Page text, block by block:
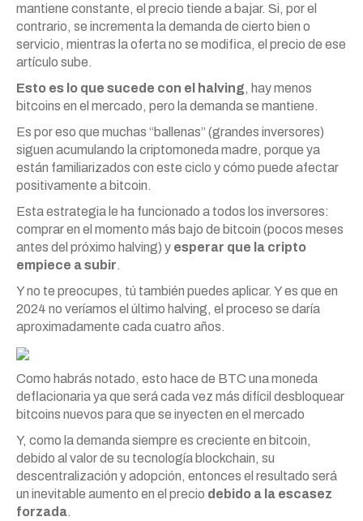
mantiene constante, el precio tiende a bajar. Si, por el
contrario, se incrementa la demanda de cierto bien o
servicio, mientras la oferta no se modifica, el precio de ese
artículo sube.
Esto es lo que sucede con el halving, hay menos
bitcoins en el mercado, pero la demanda se mantiene.
Es por eso que muchas “ballenas” (grandes inversores)
siguen acumulando la criptomoneda madre, porque ya
están familiarizados con este ciclo y cómo puede afectar
positivamente a bitcoin.
Esta estrategia le ha funcionado a todos los inversores:
comprar en el momento más bajo de bitcoin (pocos meses
antes del próximo halving) y esperar que la cripto
empiece a subir.
Y no te preocupes, tú también puedes aplicar. Y es que en
2024 no veríamos el último halving, el proceso se daría
aproximadamente cada cuatro años.
Como habrás notado, esto hace de BTC una moneda
deflacionaria ya que será cada vez más difícil desbloquear
bitcoins nuevos para que se inyecten en el mercado
Y, como la demanda siempre es creciente en bitcoin,
debido al valor de su tecnología blockchain, su
descentralización y adopción, entonces el resultado será
un inevitable aumento en el precio debido a la escasez
forzada.